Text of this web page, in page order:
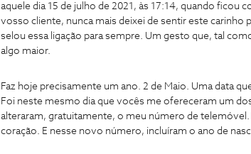
aquele dia 15 de julho de 2021, às 17:14, quando ficou
vosso cliente, nunca mais deixei de sentir este
selou essa ligação para sempre. Um gesto que, tal
algo maior.
Faz hoje precisamente um ano. 2 de Maio. Uma data
Foi neste mesmo dia que vocês me ofereceram um
alteraram, gratuitamente, o meu número de
coração. E nesse novo número, incluíram o ano de